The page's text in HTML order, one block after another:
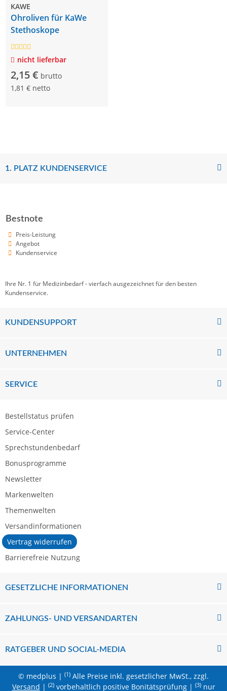
KAWE
Ohroliven für KaWe
Stethoskope
nicht lieferbar
2,15 € brutto
1,81 € netto
1. PLATZ KUNDENSERVICE
Bestnote
Preis-Leistung
Angebot
Kundenservice
Ihre Nr. 1 für Medizinbedarf - vierfach ausgezeichnet für den besten
Kundenservice.
KUNDENSUPPORT
UNTERNEHMEN
SERVICE
Bestellstatus prüfen
Service-Center
Sprechstundenbedarf
Bonusprogramme
Newsletter
Markenwelten
Themenwelten
Versandinformationen
Vertrag widerrufen
Barrierefreie Nutzung
GESETZLICHE INFORMATIONEN
ZAHLUNGS- UND VERSANDARTEN
RATGEBER UND SOCIAL-MEDIA
© medplus | (1) Alle Preise inkl. gesetzlicher MwSt., zzgl.
Versand | (2)vorbehaltlich positive Bonitätsprüfung | (3)nur